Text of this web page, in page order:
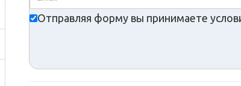
Отправляя форму вы принимаете